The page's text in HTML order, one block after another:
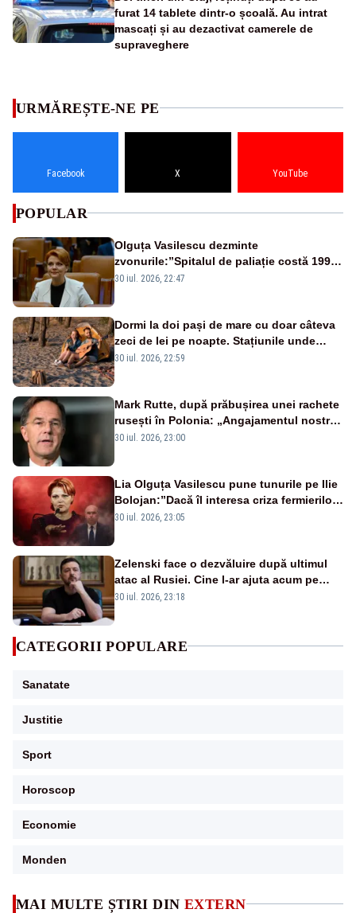
furat 14 tablete dintr-o școală. Au intrat
mascați și au dezactivat camerele de
supraveghere
MAI MULTE ȘTIRI DIN EXTERN
URMĂREȘTE-NE PE
Facebook X YouTube
POPULAR
Olguța Vasilescu dezminte
zvonurile:”Spitalul de paliație costă 199
de milioane de euro, nu 500 de milioane”
30 iul. 2026, 22:47
Dormi la doi pași de mare cu doar câteva
zeci de lei pe noapte. Stațiunile unde
campingul a revenit în forță
30 iul. 2026, 22:59
Mark Rutte, după prăbușirea unei rachete
rusești în Polonia: „Angajamentul nostru
este neclintit”
30 iul. 2026, 23:00
Lia Olguța Vasilescu pune tunurile pe Ilie
Bolojan:”Dacă îl interesa criza fermierilor
pleca din funcție”
30 iul. 2026, 23:05
Zelenski face o dezvăluire după ultimul
atac al Rusiei. Cine l-ar ajuta acum pe
Putin cu arme
30 iul. 2026, 23:18
CATEGORII POPULARE
Sanatate
Justitie
Sport
Horoscop
Economie
Monden